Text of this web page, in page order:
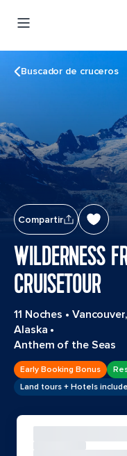
Buscador de cruceros
Compartir
WILDERNESS
CRUISETOUR
11 Noches •
Alaska •
Anthem of the Seas
Early Booking Bonus
Land tours + Hotels